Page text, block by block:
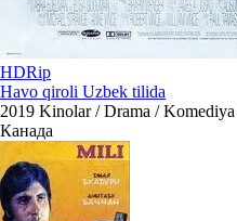
HDRip
Havo qiroli Uzbek tilida
2019 Kinolar / Drama /
Канада